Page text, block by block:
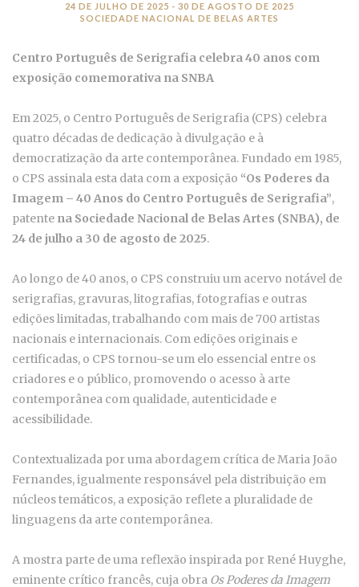
24 DE JULHO DE 2025 - 30 DE AGOSTO DE 2025
SOCIEDADE NACIONAL DE BELAS ARTES
Centro Português de Serigrafia celebra 40 anos com
exposição comemorativa na SNBA
Em 2025, o Centro Português de Serigrafia (CPS) celebra
quatro décadas de dedicação à divulgação e à
democratização da arte contemporânea. Fundado em 1985,
o CPS assinala esta data com a exposição “Os Poderes da
Imagem – 40 Anos do Centro Português de Serigrafia”,
patente na Sociedade Nacional de Belas Artes (SNBA), de
24 de julho a 30 de agosto de 2025.
Ao longo de 40 anos, o CPS construiu um acervo notável de
serigrafias, gravuras, litografias, fotografias e outras
edições limitadas, trabalhando com mais de 700 artistas
nacionais e internacionais. Com edições originais e
certificadas, o CPS tornou-se um elo essencial entre os
criadores e o público, promovendo o acesso à arte
contemporânea com qualidade, autenticidade e
acessibilidade.
Contextualizada por uma abordagem crítica de Maria João
Fernandes, igualmente responsável pela distribuição em
núcleos temáticos, a exposição reflete a pluralidade de
linguagens da arte contemporânea.
A mostra parte de uma reflexão inspirada por René Huyghe,
eminente crítico francês, cuja obra Os Poderes da Imagem